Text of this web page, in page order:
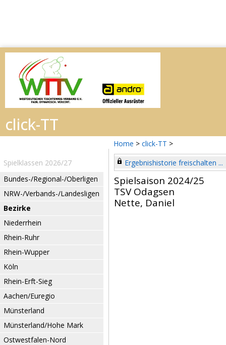
Home > click-TT >
Spielklassen 2026/27
Bundes-/Regional-/Oberligen
NRW-/Verbands-/Landesligen
Bezirke
Niederrhein
Rhein-Ruhr
Rhein-Wupper
Köln
Rhein-Erft-Sieg
Aachen/Euregio
Münsterland
Münsterland/Hohe Mark
Ostwestfalen-Nord
Ergebnishistorie freischalten ...
Spielsaison 2024/25
TSV Odagsen
Nette, Daniel